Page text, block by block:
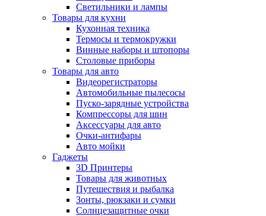
Светильники и лампы
Товары для кухни
Кухонная техника
Термосы и термокружки
Винные наборы и штопоры
Столовые приборы
Товары для авто
Видеорегистраторы
Автомобильные пылесосы
Пуско-зарядные устройства
Компрессоры для шин
Аксессуары для авто
Очки-антифары
Авто мойки
Гаджеты
3D Принтеры
Товары для животных
Путешествия и рыбалка
Зонты, рюкзаки и сумки
Солнцезащитные очки